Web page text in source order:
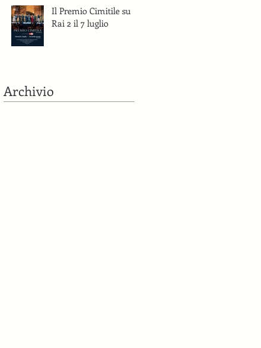
del Premio Cimitile.
Il Premio Cimitile su
Rai 2 il 7 luglio
Archivio